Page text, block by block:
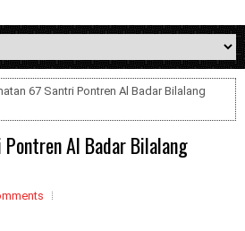
67 Santri Pontren Al Badar Bilalang
Al Badar Bilalang